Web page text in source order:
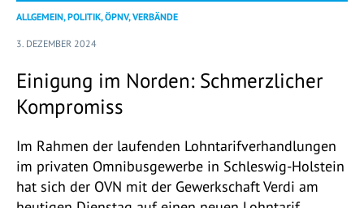
ALLGEMEIN, POLITIK, ÖPNV, VERBÄNDE
3. DEZEMBER 2024
Einigung im Norden: Schmerzlicher
Kompromiss
Im Rahmen der laufenden Lohntarifverhandlungen
im privaten Omnibusgewerbe in Schleswig-Holstein
hat sich der OVN mit der Gewerkschaft Verdi am